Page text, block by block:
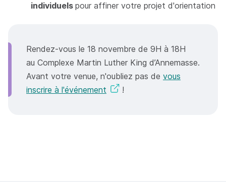
individuels pour affiner votre projet d'orientation
Rendez-vous le 18 novembre de 9H à 18H
au Complexe Martin Luther King d’Annemasse.
Avant votre venue, n'oubliez pas de vous
inscrire à l'événement
!